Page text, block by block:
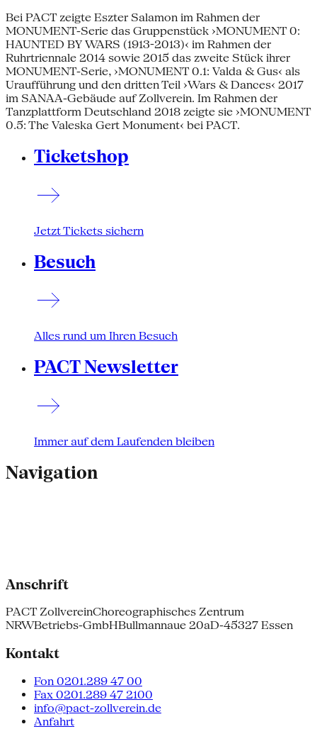
Bei PACT zeigte Eszter Salamon im Rahmen der
MONUMENT-Serie das Gruppenstück ›MONUMENT 0:
HAUNTED BY WARS (1913-2013)‹ im Rahmen der
Ruhrtriennale 2014 sowie 2015 das zweite Stück ihrer
MONUMENT-Serie, ›MONUMENT 0.1: Valda & Gus‹ als
Uraufführung und den dritten Teil ›Wars & Dances‹ 2017
im SANAA-Gebäude auf Zollverein. Im Rahmen der
Tanzplattform Deutschland 2018 zeigte sie ›MONUMENT
0.5: The Valeska Gert Monument‹ bei PACT.
Ticketshop
Jetzt Tickets sichern
Besuch
Alles rund um Ihren Besuch
PACT Newsletter
Immer auf dem Laufenden bleiben
Navigation
Anschrift
PACT ZollvereinChoreographisches Zentrum
NRWBetriebs-GmbHBullmannaue 20aD-45327 Essen
Kontakt
Fon 0201.289 47 00
Fax 0201.289 47 2100
info@pact-zollverein.de
Anfahrt